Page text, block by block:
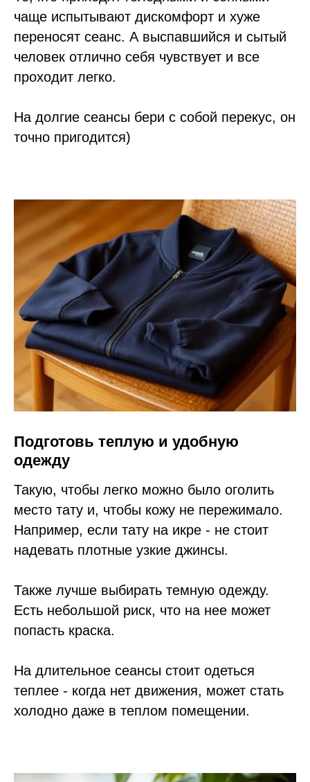
чаще испытывают дискомфорт и хуже
переносят сеанс. А выспавшийся и сытый
человек отлично себя чувствует и все
проходит легко.
На долгие сеансы бери с собой перекус, он
точно пригодится)
Подготовь теплую и удобную
одежду
Такую, чтобы легко можно было оголить
место тату и, чтобы кожу не пережимало.
Например, если тату на икре - не стоит
надевать плотные узкие джинсы.
Также лучше выбирать темную одежду.
Есть небольшой риск, что на нее может
попасть краска.
На длительное сеансы стоит одеться
теплее - когда нет движения, может стать
холодно даже в теплом помещении.